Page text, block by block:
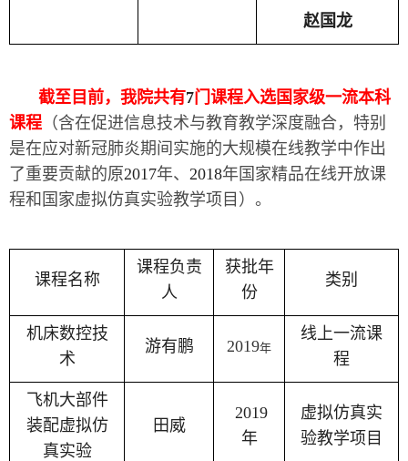
赵国龙
截至目前，我院共有7门课程入选国家级一流本科
课程 （含在促进信息技术与教育教学深度融合，特别
是在应对新冠肺炎期间实施的大规模在线教学中作出
了重要贡献的原2017年、 2018年国家精品在线开放课
程和国家虚拟仿真实验教学项目）。
课程名称
课程负责
人
获批年
份
类别
机床数控技
术
游有鹏 2019年
线上一流课
程
飞机大部件
装配虚拟仿
真实验
田威
2019
年
虚拟仿真实
验教学项目